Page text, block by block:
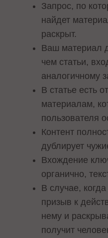
Запрос, по
найдет
раскрыт.
Ваш материал
чем статьи,
аналогичному
В статье есть
материалам,
пользователя
Контент
дублирует
Вхождение
органично,
В случае,
призыв к
нему и
получит